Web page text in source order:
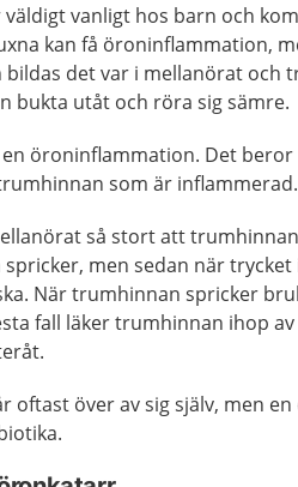
väldigt vanligt hos barn och
kan få öroninflammation,
det var i mellanörat och
bukta utåt och röra sig sämre.
öroninflammation. Det
som är inflammerad.
så stort att
men sedan när
När trumhinnan spricker
fall läker trumhinnan ihop
oftast över av sig själv, men en